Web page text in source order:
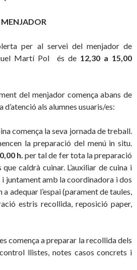
per al servei del menjador de
Martí Pol és de 12,30 a 15,00
del menjador comença abans de
als alumnes usuaris/es:
comença la seva jornada de treball.
la preparació del menú in situ.
h. per tal de fer tota la preparació
caldrà cuinar. L’auxiliar de cuina i
i juntament amb la coordinadora i dos
adequar l’espai (parament de taules,
estris recollida, reposició paper,
es comença a preparar la recollida dels
llistes, notes casos concrets i